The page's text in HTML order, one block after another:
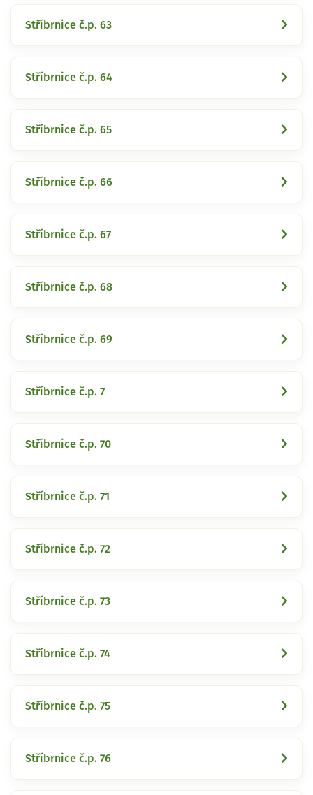
Stříbrnice č.p. 63
Stříbrnice č.p. 64
Stříbrnice č.p. 65
Stříbrnice č.p. 66
Stříbrnice č.p. 67
Stříbrnice č.p. 68
Stříbrnice č.p. 69
Stříbrnice č.p. 7
Stříbrnice č.p. 70
Stříbrnice č.p. 71
Stříbrnice č.p. 72
Stříbrnice č.p. 73
Stříbrnice č.p. 74
Stříbrnice č.p. 75
Stříbrnice č.p. 76